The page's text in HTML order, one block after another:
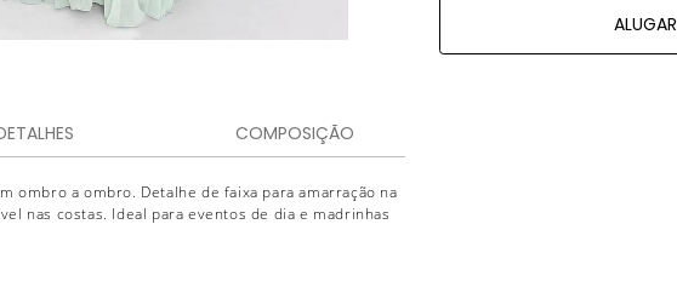
COMPOSIÇÃO
ombro a ombro. Detalhe de faixa para amarração na
nas costas. Ideal para eventos de dia e madrinhas
ALUGAR